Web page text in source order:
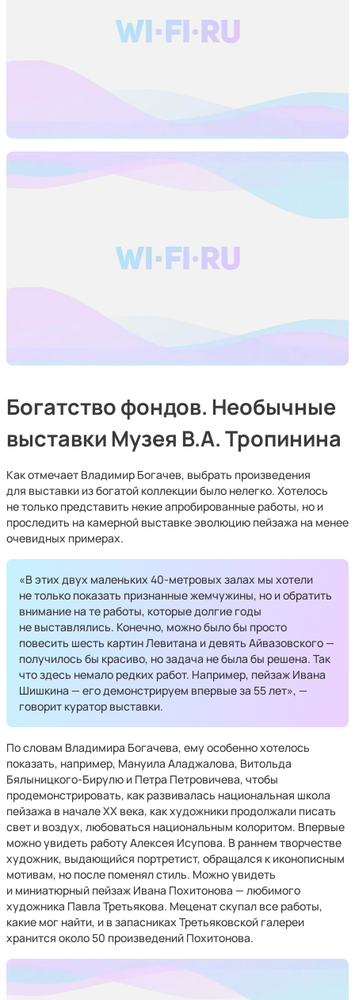
Богатство фондов. Необычные
выставки Музея В.А. Тропинина
Как отмечает Владимир Богачев, выбрать произведения
для выставки из богатой коллекции было нелегко. Хотелось
не только представить некие апробированные работы, но и
проследить на камерной выставке эволюцию пейзажа на менее
очевидных примерах.
«В этих двух маленьких 40-метровых залах мы хотели
не только показать признанные жемчужины, но и обратить
внимание на те работы, которые долгие годы
не выставлялись. Конечно, можно было бы просто
повесить шесть картин Левитана и девять Айвазовского —
получилось бы красиво, но задача не была бы решена. Так
что здесь немало редких работ. Например, пейзаж Ивана
Шишкина — его демонстрируем впервые за 55 лет», —
говорит куратор выставки.
По словам Владимира Богачева, ему особенно хотелось
показать, например, Мануила Аладжалова, Витольда
Бялыницкого-Бирулю и Петра Петровичева, чтобы
продемонстрировать, как развивалась национальная школа
пейзажа в начале ХХ века, как художники продолжали писать
свет и воздух, любоваться национальным колоритом. Впервые
можно увидеть работу Алексея Исупова. В раннем творчестве
художник, выдающийся портретист, обращался к иконописным
мотивам, но после поменял стиль. Можно увидеть
и миниатюрный пейзаж Ивана Похитонова — любимого
художника Павла Третьякова. Меценат скупал все работы,
какие мог найти, и в запасниках Третьяковской галереи
хранится около 50 произведений Похитонова.